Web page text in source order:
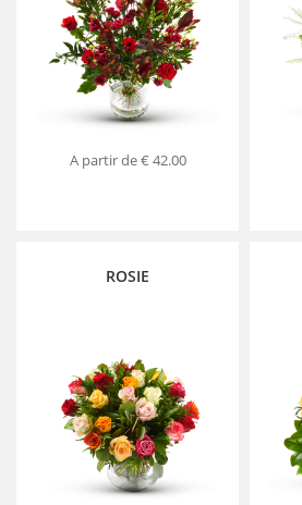
A partir de€ 42.00
ROSIE